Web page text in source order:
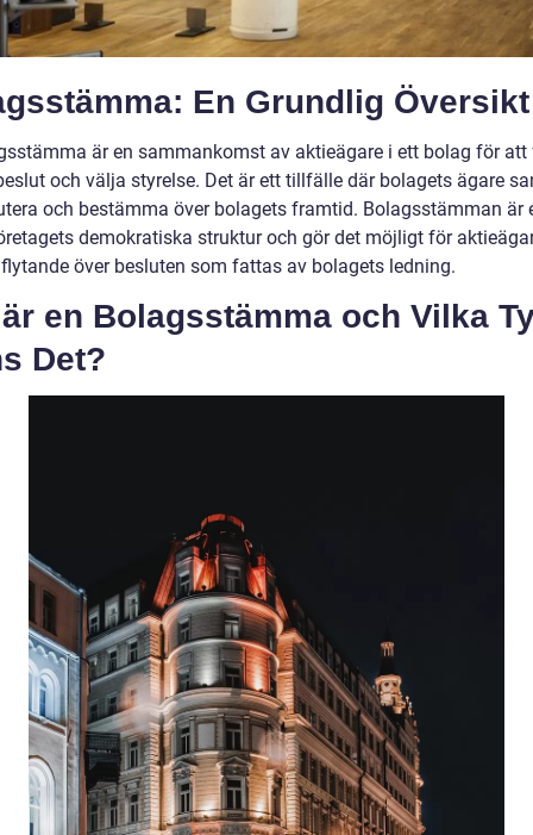
En Grundlig Översikt
är en sammankomst av aktieägare i ett bolag för
och välja styrelse. Det är ett tillfälle där bolagets ägare
och bestämma över bolagets framtid. Bolagsstämman är
demokratiska struktur och gör det möjligt för
över besluten som fattas av bolagets ledning.
en Bolagsstämma och Vilka
Det?